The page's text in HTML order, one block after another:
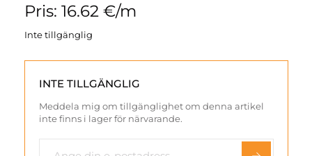
Pris: 16.62 €/m
Inte tillgänglig
INTE TILLGÄNGLIG
Meddela mig om tillgänglighet om denna artikel
inte finns i lager för närvarande.